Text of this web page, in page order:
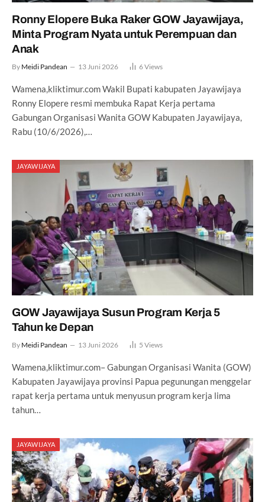
Ronny Elopere Buka Raker GOW Jayawijaya,
Minta Program Nyata untuk Perempuan dan
Anak
By Meidi Pandean 13 Juni 2026 6Views
Wamena,kliktimur.com Wakil Bupati kabupaten Jayawijaya
Ronny Elopere resmi membuka Rapat Kerja pertama
Gabungan Organisasi Wanita GOW Kabupaten Jayawijaya,
Rabu (10/6/2026),…
JAYAWIJAYA
GOW Jayawijaya Susun Program Kerja 5
Tahun ke Depan
By Meidi Pandean 13 Juni 2026 5 Views
Wamena,kliktimur.com– Gabungan Organisasi Wanita (GOW)
Kabupaten Jayawijaya provinsi Papua pegunungan menggelar
rapat kerja pertama untuk menyusun program kerja lima
tahun…
JAYAWIJAYA